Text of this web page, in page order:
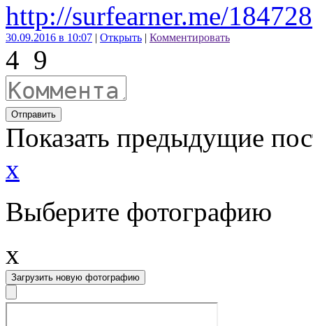
http://surfearner.me/184728
30.09.2016 в 10:07 | Открыть | Комментировать
4 9
Отправить
Показать предыдущие
x
Выберите фотографию
x
Загрузить новую фотографию